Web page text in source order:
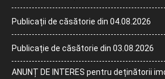
Publicații de căsătorie din 04.08.2026
Publicație de căsătorie din 03.08.2026
ANUNȚ DE INTERES pentru deținătorii